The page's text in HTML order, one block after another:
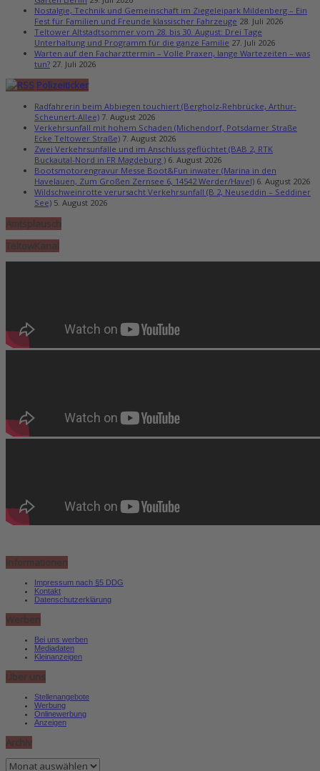
Nostalgie, Technik und Gemeinschaft im Ziegeleipark Mildenberg – Ein
Fest für Familien und Freunde klassischer Fahrzeuge 28. Juli 2026
Teltower Altstadtsommer vom 28. bis 30. August: Drei Tage
Unterhaltung und Programm für die ganze Familie 27. Juli 2026
Warten auf den Facharzttermin – Volle Praxen, lange Wartezeiten – was
tun? 27. Juli 2026
Polizeiticker
Radfahrerin beim Abbiegen touchiert (Bergholz-Rehbrücke, Arthur-
Scheunert-Allee) 7. August 2026
Verkehrsunfall mit hohem Schaden (Michendorf, Potsdamer Straße
Ecke Teltower Straße) 7. August 2026
Zwei Verkehrsunfälle und im Anschluss geflüchtet (BAB 2, RTK
Buckautal-Nord in FR Magdeburg ) 6. August 2026
Bootsmotorengravur Messe Boot&Fun inwater (Marina in den
Havelauen, Zum Großen Zernsee 6, 14542 Werder/Havel) 6. August 2026
Wildschweinrotte verursacht Verkehrsunfall (B 2, Neuseddin – Seddiner
See) 5. August 2026
Amtsplausch
TeltowKanal
Informationen
Impressum nach §5 DDG
Kontakt
Datenschutzerklärung
Werben
Bei uns werben
Mediadaten
Kleinanzeigen
Über uns
Stellenangebote
Werbung
Onlinewerbung
Anzeigen
Archiv
Archiv